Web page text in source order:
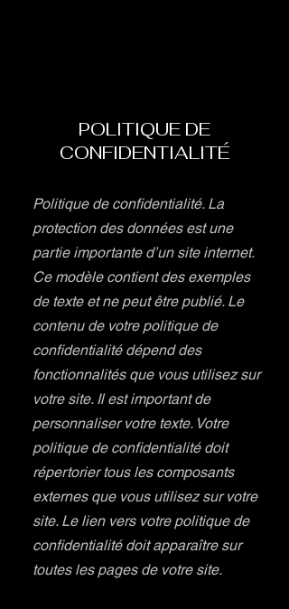
POLITIQUE DE
CONFIDENTIALITÉ
Politique de confidentialité. La
protection des données est une
partie importante d’un site internet.
Ce modèle contient des exemples
de texte et ne peut être publié. Le
contenu de votre politique de
confidentialité dépend des
fonctionnalités que vous utilisez sur
votre site. Il est important de
personnaliser votre texte. Votre
politique de confidentialité doit
répertorier tous les composants
externes que vous utilisez sur votre
site. Le lien vers votre politique de
confidentialité doit apparaître sur
toutes les pages de votre site.